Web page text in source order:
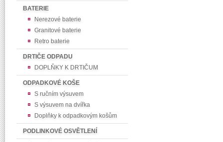
BATERIE
Nerezové baterie
Granitové baterie
Retro baterie
DRTIČE ODPADU
DOPLŇKY K DRTIČUM
ODPADKOVÉ KOŠE
S ručním výsuvem
S výsuvem na dvířka
Doplňky k odpadkovým košům
PODLINKOVÉ OSVĚTLENÍ